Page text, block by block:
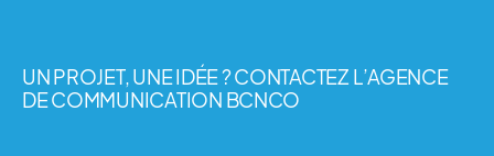
UN PROJET, UNE IDÉE ? CONTACTEZ L’AGENCE
DE COMMUNICATION BCNCO